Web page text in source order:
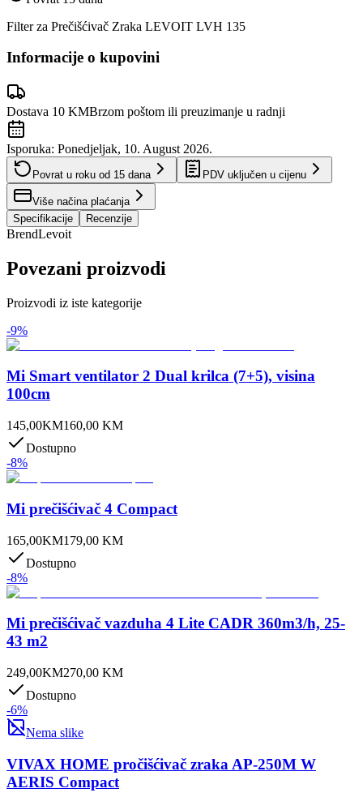
Filter za Prečišćivač Zraka LEVOIT LVH 135
Informacije o kupovini
Dostava 10 KMBrzom poštom ili preuzimanje u radnji
Isporuka: Ponedjeljak, 10. August 2026.
Povrat u roku od 15 dana PDV uključen u cijenu
Više načina plaćanja
Specifikacije
Recenzije
BrendLevoit
Povezani proizvodi
Proizvodi iz iste kategorije
-9%
Mi Smart ventilator 2 Dual krilca (7+5), visina
100cm
145,00KM160,00 KM
Dostupno
-8%
Mi prečišćivač 4 Compact
165,00KM179,00 KM
Dostupno
-8%
Mi prečišćivač vazduha 4 Lite CADR 360m3/h, 25-
43 m2
249,00KM270,00 KM
Dostupno
-6%
Nema slike
VIVAX HOME pročišćivač zraka AP-250M W
AERIS Compact